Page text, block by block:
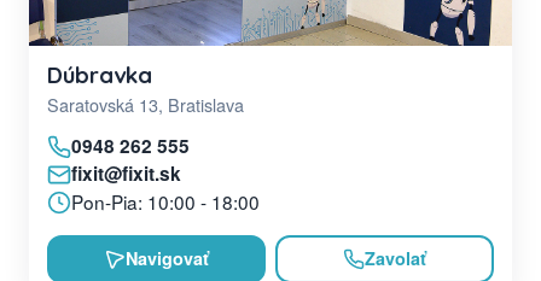
Dúbravka
Saratovská 13, Bratislava
0948 262 555
fixit@fixit.sk
Pon-Pia: 10:00 - 18:00
Navigovať Zavolať